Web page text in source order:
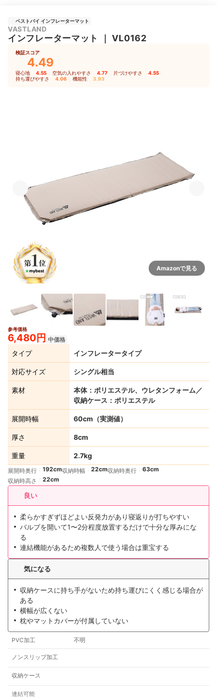
ベストバイ インフレーターマット
VASTLAND
インフレーターマット ｜‎VL0162
検証スコア
4.49
寝心地 4.55 空気の入れやすさ 4.77 片づけやすさ 4.55
持ち運びやすさ 4.06 機能性 3.93
Amazonで見る
参考価格
6,480円 中価格
タイプ インフレータータイプ
対応サイズ シングル相当
素材
本体：ポリエステル、ウレタンフォーム／
収納ケース：ポリエステル
展開時幅 60cm（実測値）
厚さ 8cm
重量 2.7kg
展開時奥行 192cm収納時幅 22cm収納時奥行
63cm
収納時高さ
22cm
良い
柔らかすぎずほどよい反発力があり寝返りが打ちやすい
バルブを開いて1〜2分程度放置するだけで十分な厚みにな
る
連結機能があるため複数人で使う場合は重宝する
気になる
収納ケースに持ち手がないため持ち運びにくく感じる場合が
ある
横幅が広くない
枕やマットカバーが付属していない
PVC加工 不明
ノンスリップ加工
収納ケース
連結可能